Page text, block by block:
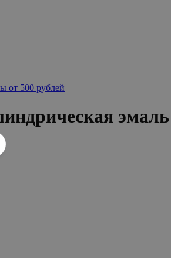
от 500 рублей
эмаль